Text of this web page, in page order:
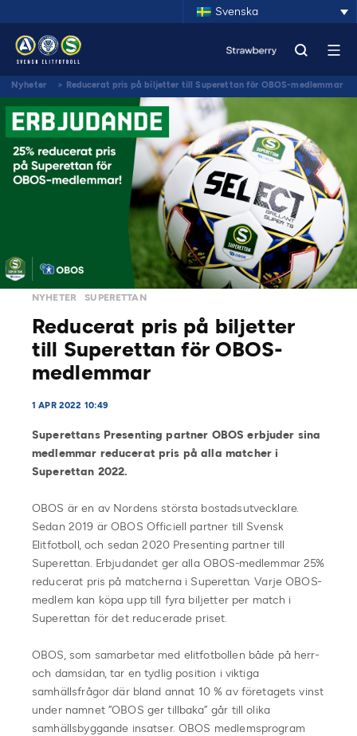
Svenska
Nyheter > Reducerat pris på biljetter till Superettan för OBOS-medlemmar
NYHETER SUPERETTAN
Reducerat pris på biljetter
till Superettan för OBOS-
medlemmar
1 APR 2022 10:49
Superettans Presenting partner OBOS erbjuder sina
medlemmar reducerat pris på alla matcher i
Superettan 2022.
OBOS är en av Nordens största bostadsutvecklare.
Sedan 2019 är OBOS Officiell partner till Svensk
Elitfotboll, och sedan 2020 Presenting partner till
Superettan. Erbjudandet ger alla OBOS-medlemmar 25%
reducerat pris på matcherna i Superettan. Varje OBOS-
medlem kan köpa upp till fyra biljetter per match i
Superettan för det reducerade priset.
OBOS, som samarbetar med elitfotbollen både på herr-
och damsidan, tar en tydlig position i viktiga
samhällsfrågor där bland annat 10 % av företagets vinst
under namnet ”OBOS ger tillbaka” går till olika
samhällsbyggande insatser. OBOS medlemsprogram